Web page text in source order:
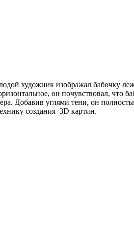
художник изображал бабочку
он почувствовал, что
Добавив углями тени, он
создания 3D картин.